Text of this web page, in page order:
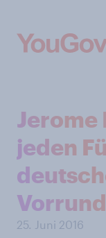
Jerome
jeden
25. Juni 2016